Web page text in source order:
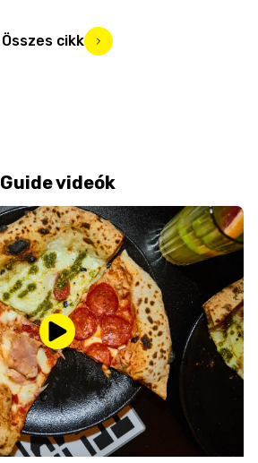
Összes cikk
Guide videók